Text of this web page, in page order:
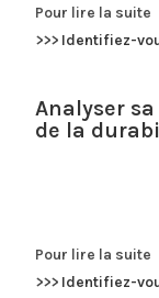
Pour lire la suite
>>> Identifiez-
Analyser
de la
Pour lire la suite
>>> Identifiez-